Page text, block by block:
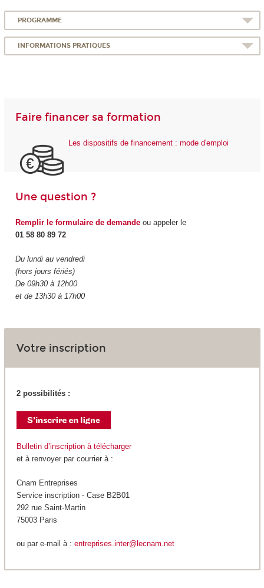
PROGRAMME
INFORMATIONS PRATIQUES
Faire financer sa formation
Les dispositifs de financement : mode d'emploi
Une question ?
Remplir le formulaire de demandeou appeler le
01 58 80 89 72
Du lundi au vendredi
(hors jours fériés)
De 09h30 à 12h00
et de 13h30 à 17h00
Votre inscription
2 possibilités :
Bulletin d’inscription à télécharger
et à renvoyer par courrier à :
Cnam Entreprises
Service inscription - Case B2B01
292 rue Saint-Martin
75003 Paris
ou par e-mail à : entreprises.inter@lecnam.net